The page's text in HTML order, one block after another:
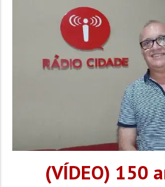
quarta-feira (12), a sócia-proprietária
Eventos, Mariana Barbieri, falou que
atrações para todos os gostos....
(VÍDEO) 150